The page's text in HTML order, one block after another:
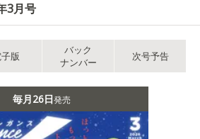
3月号
版
バック
ナンバー
次号予告
毎月26日発売